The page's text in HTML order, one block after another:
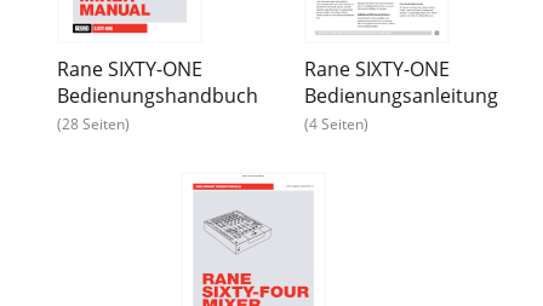
Rane SIXTY-ONE
Bedienungshandbuch
(28 Seiten)
Rane SIXTY-ONE
Bedienungsanleitung
(4 Seiten)